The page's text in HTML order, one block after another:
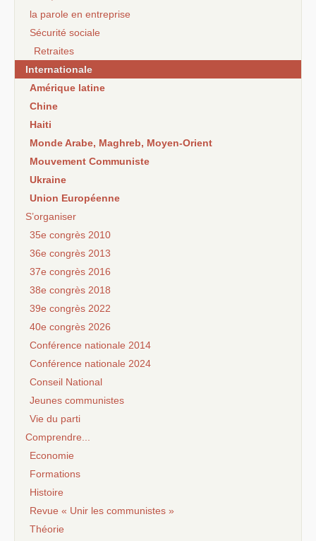
la parole en entreprise
Sécurité sociale
Retraites
Internationale
Amérique latine
Chine
Haiti
Monde Arabe, Maghreb, Moyen-Orient
Mouvement Communiste
Ukraine
Union Européenne
S’organiser
35e congrès 2010
36e congrès 2013
37e congrès 2016
38e congrès 2018
39e congrès 2022
40e congrès 2026
Conférence nationale 2014
Conférence nationale 2024
Conseil National
Jeunes communistes
Vie du parti
Comprendre...
Economie
Formations
Histoire
Revue « Unir les communistes »
Théorie